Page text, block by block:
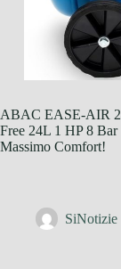
ABAC EASE-AIR
Free 24L 1 HP 8 Bar
Massimo Comfort!
SiNotizie